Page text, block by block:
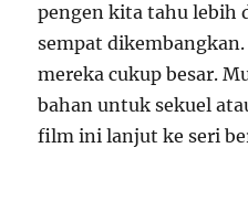
pengen kita tahu lebih
sempat
mereka cukup besar.
bahan untuk sekuel
film ini lanjut ke seri